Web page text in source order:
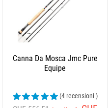
Canna Da Mosca Jmc Pure
Equipe
(4 recensioni )